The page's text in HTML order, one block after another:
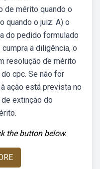
de mérito quando o
quando o juiz: A) o
do pedido formulado
a diligência, o
resolução de mérito
cpc. Se não for
ação está prevista no
extinção do
the button below.